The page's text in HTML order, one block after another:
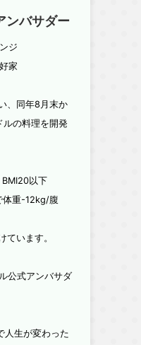
ンバサダー
ジ
家
、同年8月末か
ルの料理を開発
以下
体重-12kg/腹
ています。
公式アンバサダ
人生が変わった